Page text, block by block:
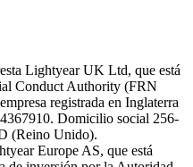
Lightyear UK Ltd, que está
Conduct Authority (FRN
registrada en Inglaterra
Domicilio social 256-
(Reino Unido).
Europe AS, que está